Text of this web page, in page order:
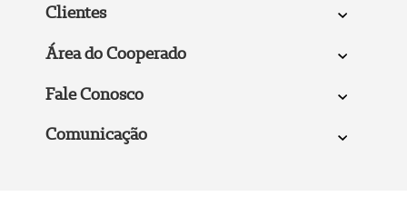
Clientes
Área do Cooperado
Fale Conosco
Comunicação